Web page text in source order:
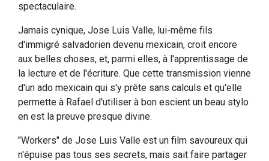
spectaculaire.
Jamais cynique, Jose Luis Valle, lui-même fils
d'immigré salvadorien devenu mexicain, croit encore
aux belles choses, et, parmi elles, à l'apprentissage de
la lecture et de l'écriture. Que cette transmission vienne
d'un ado mexicain qui s'y prête sans calculs et qu'elle
permette à Rafael d'utiliser à bon escient un beau stylo
en est la preuve presque divine.
"Workers" de Jose Luis Valle est un film savoureux qui
n'épuise pas tous ses secrets, mais sait faire partager